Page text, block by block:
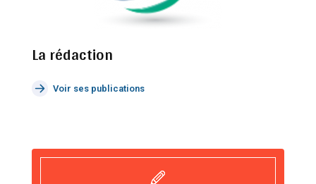
La rédaction
Voir ses publications